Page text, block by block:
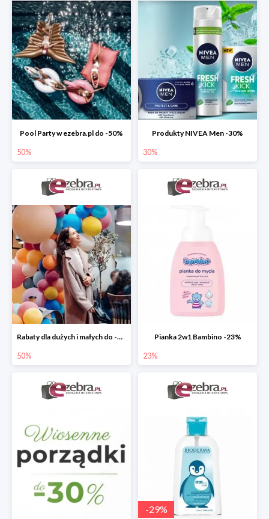
Pool Party w ezebra.pl do -50%
50%
Produkty NIVEA Men -30%
30%
Rabaty dla dużych i małych do -50%
50%
Pianka 2w1 Bambino -23%
23%
-29%